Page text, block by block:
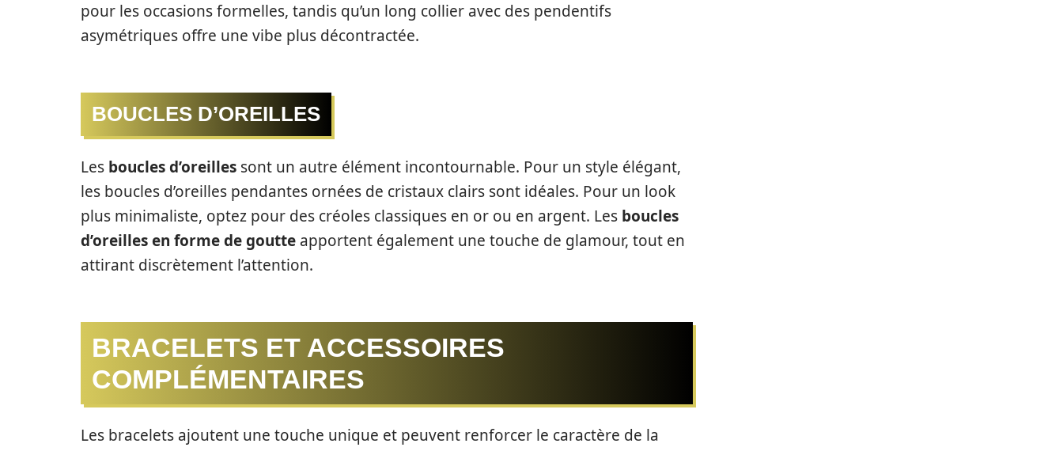
pour les occasions formelles, tandis qu’un long collier avec des pendentifs
asymétriques offre une vibe plus décontractée.
BOUCLES D’OREILLES
Les boucles d’oreilles sont un autre élément incontournable. Pour un style élégant,
les boucles d’oreilles pendantes ornées de cristaux clairs sont idéales. Pour un look
plus minimaliste, optez pour des créoles classiques en or ou en argent. Les boucles
d’oreilles en forme de goutte apportent également une touche de glamour, tout en
attirant discrètement l’attention.
BRACELETS ET ACCESSOIRES
COMPLÉMENTAIRES
Les bracelets ajoutent une touche unique et peuvent renforcer le caractère de la